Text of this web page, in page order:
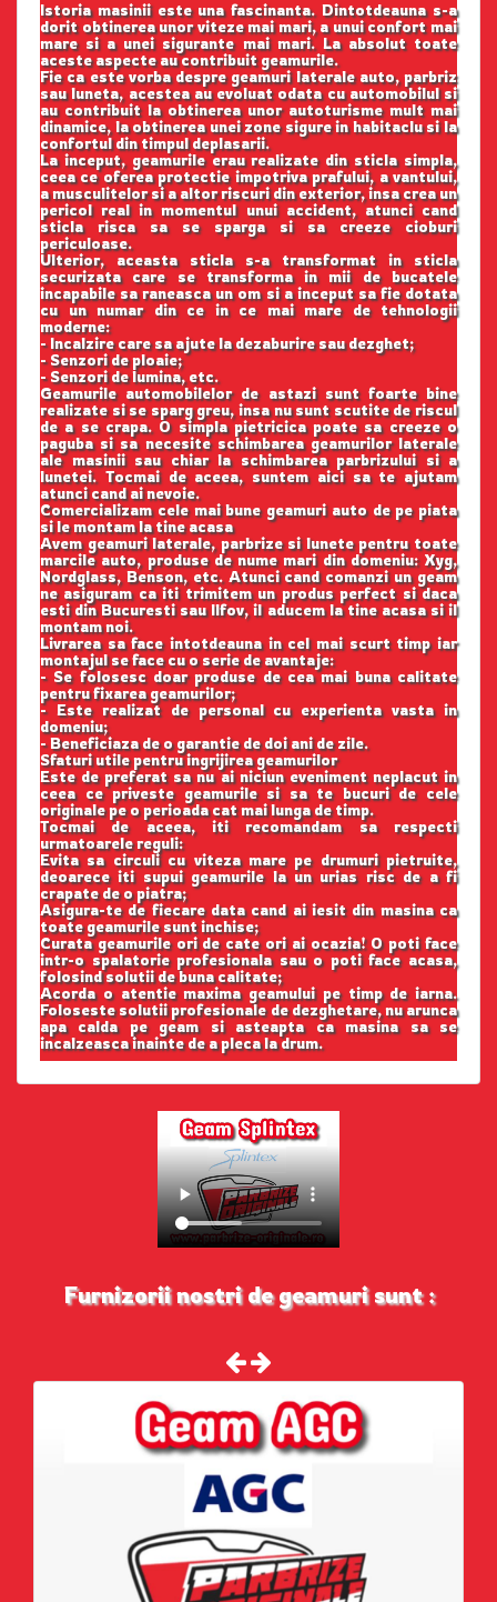
Istoria masinii este una fascinanta. Dintotdeauna s-a
dorit obtinerea unor viteze mai mari, a unui confort mai
mare si a unei sigurante mai mari. La absolut toate
aceste aspecte au contribuit geamurile.
Fie ca este vorba despre geamuri laterale auto, parbriz
sau luneta, acestea au evoluat odata cu automobilul si
au contribuit la obtinerea unor autoturisme mult mai
dinamice, la obtinerea unei zone sigure in habitaclu si la
confortul din timpul deplasarii.
La inceput, geamurile erau realizate din sticla simpla,
ceea ce oferea protectie impotriva prafului, a vantului,
a musculitelor si a altor riscuri din exterior, insa crea un
pericol real in momentul unui accident, atunci cand
sticla risca sa se sparga si sa creeze cioburi
periculoase.
Ulterior, aceasta sticla s-a transformat in sticla
securizata care se transforma in mii de bucatele
incapabile sa raneasca un om si a inceput sa fie dotata
cu un numar din ce in ce mai mare de tehnologii
moderne:
- Incalzire care sa ajute la dezaburire sau dezghet;
- Senzori de ploaie;
- Senzori de lumina, etc.
Geamurile automobilelor de astazi sunt foarte bine
realizate si se sparg greu, insa nu sunt scutite de riscul
de a se crapa. O simpla pietricica poate sa creeze o
paguba si sa necesite schimbarea geamurilor laterale
ale masinii sau chiar la schimbarea parbrizului si a
lunetei. Tocmai de aceea, suntem aici sa te ajutam
atunci cand ai nevoie.
Comercializam cele mai bune geamuri auto de pe piata
si le montam la tine acasa
Avem geamuri laterale, parbrize si lunete pentru toate
marcile auto, produse de nume mari din domeniu: Xyg,
Nordglass, Benson, etc. Atunci cand comanzi un geam
ne asiguram ca iti trimitem un produs perfect si daca
esti din Bucuresti sau Ilfov, il aducem la tine acasa si il
montam noi.
Livrarea sa face intotdeauna in cel mai scurt timp iar
montajul se face cu o serie de avantaje:
- Se folosesc doar produse de cea mai buna calitate
pentru fixarea geamurilor;
- Este realizat de personal cu experienta vasta in
domeniu;
- Beneficiaza de o garantie de doi ani de zile.
Sfaturi utile pentru ingrijirea geamurilor
Este de preferat sa nu ai niciun eveniment neplacut in
ceea ce priveste geamurile si sa te bucuri de cele
originale pe o perioada cat mai lunga de timp.
Tocmai de aceea, iti recomandam sa respecti
urmatoarele reguli:
Evita sa circuli cu viteza mare pe drumuri pietruite,
deoarece iti supui geamurile la un urias risc de a fi
crapate de o piatra;
Asigura-te de fiecare data cand ai iesit din masina ca
toate geamurile sunt inchise;
Curata geamurile ori de cate ori ai ocazia! O poti face
intr-o spalatorie profesionala sau o poti face acasa,
folosind solutii de buna calitate;
Acorda o atentie maxima geamului pe timp de iarna.
Foloseste solutii profesionale de dezghetare, nu arunca
apa calda pe geam si asteapta ca masina sa se
incalzeasca inainte de a pleca la drum.
Furnizorii nostri de geamuri sunt :